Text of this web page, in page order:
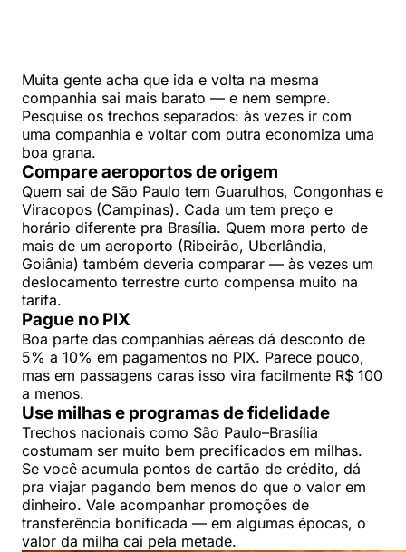
Muita gente acha que ida e volta na mesma
companhia sai mais barato — e nem sempre.
Pesquise os trechos separados: às vezes ir com
uma companhia e voltar com outra economiza uma
boa grana.
Compare aeroportos de origem
Quem sai de São Paulo tem Guarulhos, Congonhas e
Viracopos (Campinas). Cada um tem preço e
horário diferente pra Brasília. Quem mora perto de
mais de um aeroporto (Ribeirão, Uberlândia,
Goiânia) também deveria comparar — às vezes um
deslocamento terrestre curto compensa muito na
tarifa.
Pague no PIX
Boa parte das companhias aéreas dá desconto de
5% a 10% em pagamentos no PIX. Parece pouco,
mas em passagens caras isso vira facilmente R$ 100
a menos.
Use milhas e programas de fidelidade
Trechos nacionais como São Paulo–Brasília
costumam ser muito bem precificados em milhas.
Se você acumula pontos de cartão de crédito, dá
pra viajar pagando bem menos do que o valor em
dinheiro. Vale acompanhar promoções de
transferência bonificada — em algumas épocas, o
valor da milha cai pela metade.